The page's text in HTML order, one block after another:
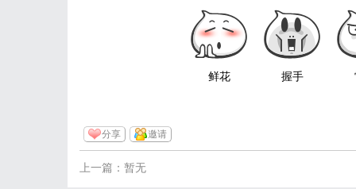
鲜花 握手
分享 邀请
上一篇：暂无